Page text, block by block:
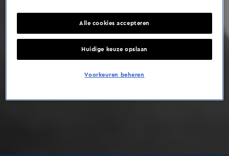
Alle cookies accepteren
Huidige keuze opslaan
Voorkeuren beheren